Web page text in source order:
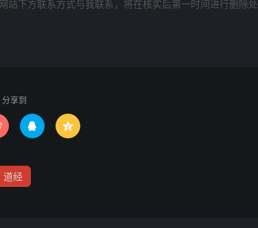
站下方联系方式与我联系​​，将在核实后第一时间进行删除处
分享到
 
道经